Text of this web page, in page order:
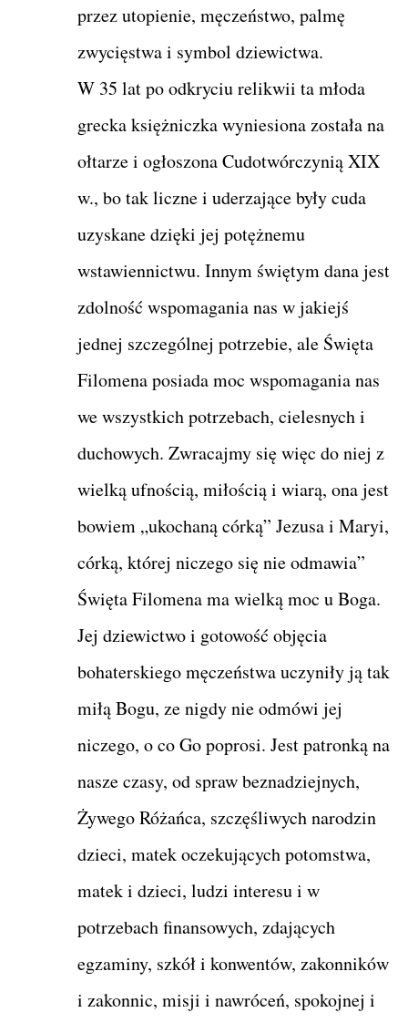
przez utopienie, męczeństwo, palmę
zwycięstwa i symbol dziewictwa.
W 35 lat po odkryciu relikwii ta młoda
grecka księżniczka wyniesiona została na
ołtarze i ogłoszona Cudotwórczynią XIX
w., bo tak liczne i uderzające były cuda
uzyskane dzięki jej potężnemu
wstawiennictwu. Innym świętym dana jest
zdolność wspomagania nas w jakiejś
jednej szczególnej potrzebie, ale Święta
Filomena posiada moc wspomagania nas
we wszystkich potrzebach, cielesnych i
duchowych. Zwracajmy się więc do niej z
wielką ufnością, miłością i wiarą, ona jest
bowiem „ukochaną córką” Jezusa i Maryi,
córką, której niczego się nie odmawia”
Święta Filomena ma wielką moc u Boga.
Jej dziewictwo i gotowość objęcia
bohaterskiego męczeństwa uczyniły ją tak
miłą Bogu, ze nigdy nie odmówi jej
niczego, o co Go poprosi. Jest patronką na
nasze czasy, od spraw beznadziejnych,
Żywego Różańca, szczęśliwych narodzin
dzieci, matek oczekujących potomstwa,
matek i dzieci, ludzi interesu i w
potrzebach finansowych, zdających
egzaminy, szkół i konwentów, zakonników
i zakonnic, misji i nawróceń, spokojnej i